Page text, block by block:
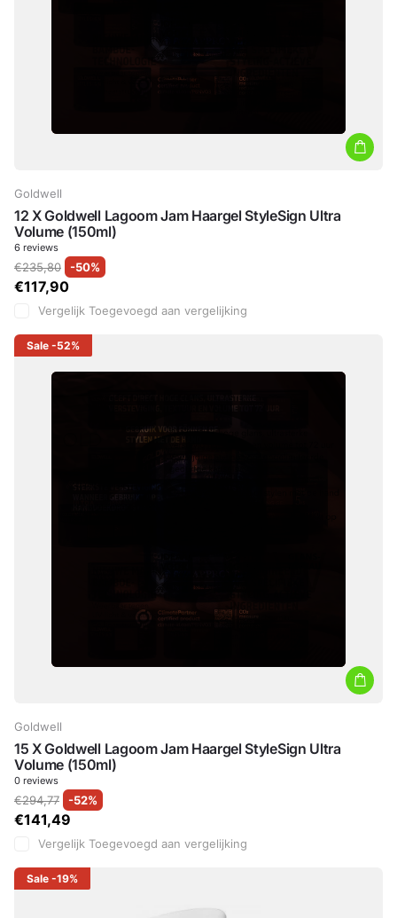
Goldwell
12 X Goldwell Lagoom Jam Haargel StyleSign Ultra
Volume (150ml)
6 reviews
€235,80 -50%
€117,90
Vergelijk Toegevoegd aan vergelijking
Sale -52%
Goldwell
15 X Goldwell Lagoom Jam Haargel StyleSign Ultra
Volume (150ml)
0 reviews
€294,77 -52%
€141,49
Vergelijk Toegevoegd aan vergelijking
Sale -19%